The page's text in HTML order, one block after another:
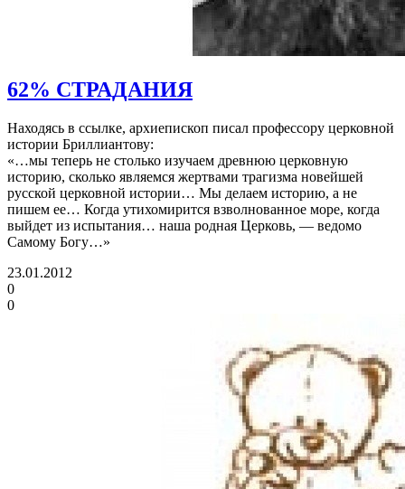
62% СТРАДАНИЯ
Находясь в ссылке, архиепископ писал профессору церковной
истории Бриллиантову:
«…мы теперь не столько изучаем древнюю церковную
историю, сколько являемся жертвами трагизма новейшей
русской церковной истории… Мы делаем историю, а не
пишем ее… Когда утихомирится взволнованное море, когда
выйдет из испытания… наша родная Церковь, — ведомо
Самому Богу…»
23.01.2012
0
0